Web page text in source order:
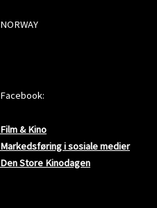
NORWAY
Facebook:
Film & Kino
Markedsføring i sosiale medier
Den Store Kinodagen